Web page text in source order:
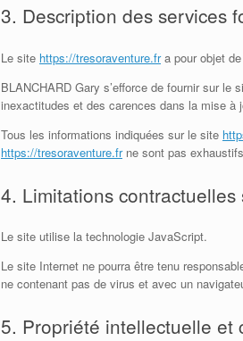
3. Description des services
Le site https://tresoraventure.fra pour objet
BLANCHARD Gary s’efforce de fournir sur le
inexactitudes et des carences dans la mise à
Tous les informations indiquées sur le site
https://tresoraventure.frne sont pas
4. Limitations
Le site utilise la technologie JavaScript.
Le site Internet ne pourra être tenu
ne contenant pas de virus et avec un
5. Propriété intellectuelle et